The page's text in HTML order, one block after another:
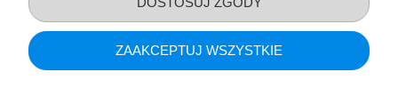
Informacje o sklepie
ZAAKCEPTUJ WSZYSTKIE